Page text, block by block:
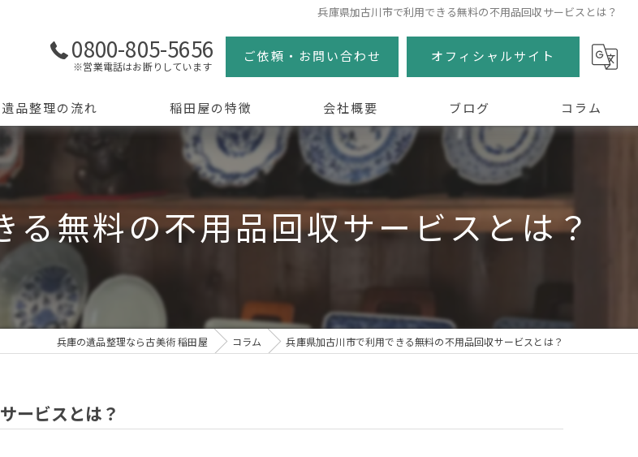
兵庫県加古川市で利用できる無料の不用品回収サービスとは？
0800-805-5656
※営業電話はお断りしています
ご依頼・お問い合わせ オフィシャルサイト
遺品整理の流れ
ある質問
稲田屋の特徴
生前整理
骨董品
京都の遺品整理
会社概要 ブログ コラム
無料の不用品回収サービスとは？
兵庫の遺品整理なら古美術 稲田屋 コラム 兵庫県加古川市で利用できる無料の不用品回収サービスとは？
ービスとは？